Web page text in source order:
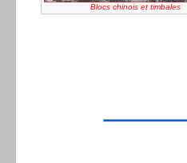
Blocs chinois et timbales